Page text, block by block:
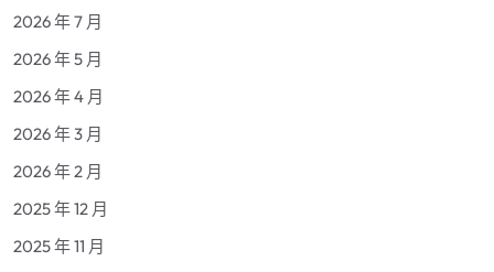
2026 年 7 月
2026 年 5 月
2026 年 4 月
2026 年 3 月
2026 年 2 月
2025 年 12 月
2025 年 11 月